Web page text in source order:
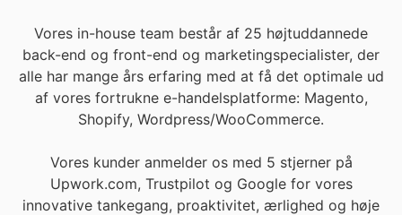
Vores in-house team består af 25 højtuddannede
back-end og front-end og marketingspecialister, der
alle har mange års erfaring med at få det optimale ud
af vores fortrukne e-handelsplatforme: Magento,
Shopify, Wordpress/WooCommerce.
Vores kunder anmelder os med 5 stjerner på
Upwork.com, Trustpilot og Google for vores
innovative tankegang, proaktivitet, ærlighed og høje